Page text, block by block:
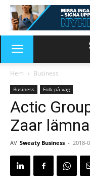
Hem Business
Business Folk på väg
Actic
Zaar
AV Sweaty Business - 2018-